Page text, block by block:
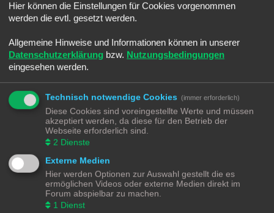
Letzter Beitrag vonRalph«Sa 25. Jun 2022, 08:45
Verfasst inSmaltalk
Letzter Beitrag von Ralph «Sa 25. Jun 2022, 08:30
Verfasst inSpiele & Co.
Umbauwagen ROCO
Letzter Beitrag von
Märklin BR216 (V160) CARGO digitalisieren
Letzter Beitrag von «Fr 20. Mai 2022, 17:36
Verfasst in Lokomotiven | Züge
Schotter Beladung selber machen
Verfasst inGestaltungstipps und Tricks
Märklin K83 Weichendecoder - Separate Stromeinspeisung
Letzter Beitrag von
Verfasst inDigital
Software - aber Welche - Teil 4
Letzter Beitrag von
Verfasst inSteuerung
Hier können die Einstellungen für Cookies vorgenommen
werden die evtl. gesetzt werden.
Allgemeine Hinweise und Informationen können in unserer
Datenschutzerklärung bzw. Nutzungsbedingungen
eingesehen werden.
Technisch notwendige Cookies (immer erforderlich)
Diese Cookies sind voreingestellte Werte und müssen
akzeptiert werden, da diese für den Betrieb der
Webseite erforderlich sind.
2 Dienste
Externe Medien
Hier werden Optionen zur Auswahl gestellt die es
ermöglichen Videos oder externe Medien direkt im
Forum abspielbar zu machen.
1 Dienst